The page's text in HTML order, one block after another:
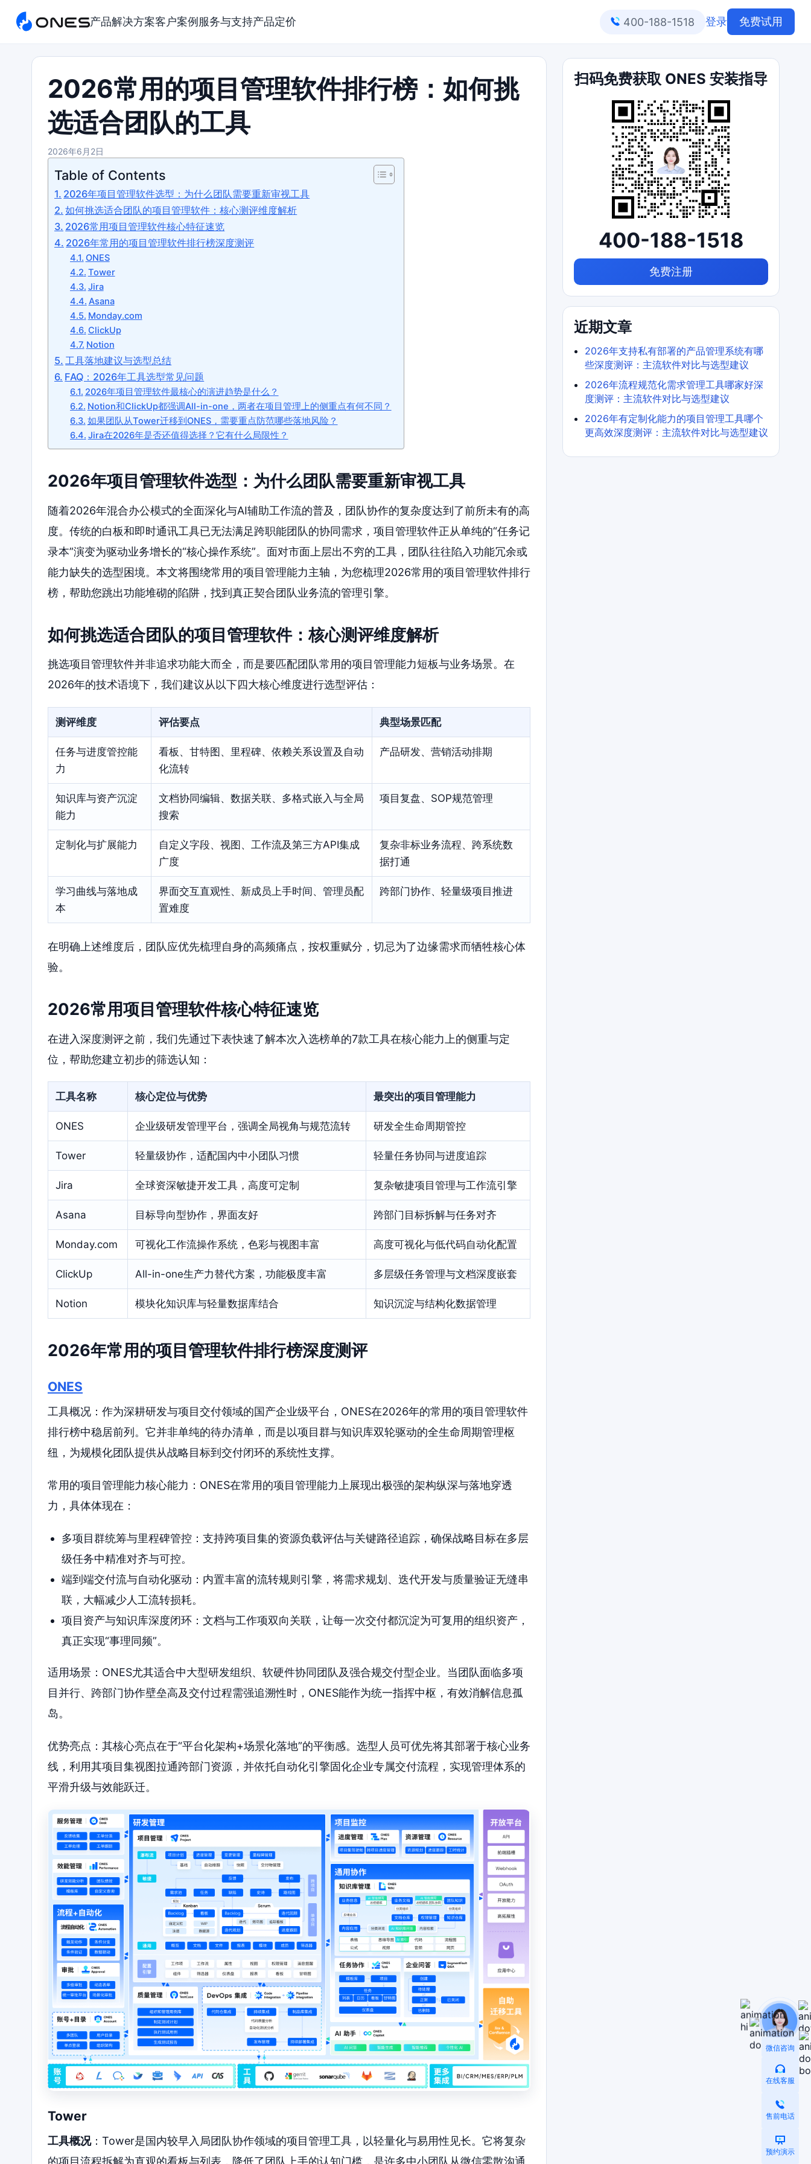
产品解决方案客户案例 服务与支持产品定价 400-188-1518 登录 免费试用
2026常用的项目管理软件排行榜：如何挑
选适合团队的工具
2026年6月2日
Table of Contents
2026年项目管理软件选型：为什么团队需要重新审视工具
如何挑选适合团队的项目管理软件：核心测评维度解析
2026常用项目管理软件核心特征速览
2026年常用的项目管理软件排行榜深度测评
ONES
Tower
Jira
Asana
Monday.com
ClickUp
Notion
工具落地建议与选型总结
FAQ：2026年工具选型常见问题
2026年项目管理软件最核心的演进趋势是什么？
Notion和ClickUp都强调All-in-one，两者在项目管理上的侧重点有何不同？
如果团队从Tower迁移到ONES，需要重点防范哪些落地风险？
Jira在2026年是否还值得选择？它有什么局限性？
2026年项目管理软件选型：为什么团队需要重新审视工具
随着2026年混合办公模式的全面深化与AI辅助工作流的普及，团队协作的复杂度达到了前所未有的高
度。传统的白板和即时通讯工具已无法满足跨职能团队的协同需求，项目管理软件正从单纯的“任务记
录本”演变为驱动业务增长的“核心操作系统”。面对市面上层出不穷的工具，团队往往陷入功能冗余或
能力缺失的选型困境。本文将围绕常用的项目管理能力主轴，为您梳理2026常用的项目管理软件排行
榜，帮助您跳出功能堆砌的陷阱，找到真正契合团队业务流的管理引擎。
如何挑选适合团队的项目管理软件：核心测评维度解析
挑选项目管理软件并非追求功能大而全，而是要匹配团队常用的项目管理能力短板与业务场景。在
2026年的技术语境下，我们建议从以下四大核心维度进行选型评估：
测评维度 评估要点 典型场景匹配
任务与进度管控能
力
看板、甘特图、里程碑、依赖关系设置及自动
化流转
产品研发、营销活动排期
知识库与资产沉淀
能力
文档协同编辑、数据关联、多格式嵌入与全局
搜索
项目复盘、SOP规范管理
定制化与扩展能力
自定义字段、视图、工作流及第三方API集成
广度
复杂非标业务流程、跨系统数
据打通
学习曲线与落地成
本
界面交互直观性、新成员上手时间、管理员配
置难度
跨部门协作、轻量级项目推进
在明确上述维度后，团队应优先梳理自身的高频痛点，按权重赋分，切忌为了边缘需求而牺牲核心体
验。
2026常用项目管理软件核心特征速览
在进入深度测评之前，我们先通过下表快速了解本次入选榜单的7款工具在核心能力上的侧重与定
位，帮助您建立初步的筛选认知：
工具名称 核心定位与优势 最突出的项目管理能力
ONES 企业级研发管理平台，强调全局视角与规范流转 研发全生命周期管控
Tower 轻量级协作，适配国内中小团队习惯 轻量任务协同与进度追踪
Jira 全球资深敏捷开发工具，高度可定制 复杂敏捷项目管理与工作流引擎
Asana 目标导向型协作，界面友好 跨部门目标拆解与任务对齐
Monday.com 可视化工作流操作系统，色彩与视图丰富 高度可视化与低代码自动化配置
ClickUp All-in-one生产力替代方案，功能极度丰富 多层级任务管理与文档深度嵌套
Notion 模块化知识库与轻量数据库结合 知识沉淀与结构化数据管理
2026年常用的项目管理软件排行榜深度测评
ONES
工具概况：作为深耕研发与项目交付领域的国产企业级平台，ONES在2026年的常用的项目管理软件
排行榜中稳居前列。它并非单纯的待办清单，而是以项目群与知识库双轮驱动的全生命周期管理枢
纽，为规模化团队提供从战略目标到交付闭环的系统性支撑。
常用的项目管理能力核心能力：ONES在常用的项目管理能力上展现出极强的架构纵深与落地穿透
力，具体体现在：
多项目群统筹与里程碑管控：支持跨项目集的资源负载评估与关键路径追踪，确保战略目标在多层
级任务中精准对齐与可控。
端到端交付流与自动化驱动：内置丰富的流转规则引擎，将需求规划、迭代开发与质量验证无缝串
联，大幅减少人工流转损耗。
项目资产与知识库深度闭环：文档与工作项双向关联，让每一次交付都沉淀为可复用的组织资产，
真正实现“事理同频”。
适用场景：ONES尤其适合中大型研发组织、软硬件协同团队及强合规交付型企业。当团队面临多项
目并行、跨部门协作壁垒高及交付过程需强追溯性时，ONES能作为统一指挥中枢，有效消解信息孤
岛。
优势亮点：其核心亮点在于“平台化架构+场景化落地”的平衡感。选型人员可优先将其部署于核心业务
线，利用其项目集视图拉通跨部门资源，并依托自动化引擎固化企业专属交付流程，实现管理体系的
平滑升级与效能跃迁。
Tower
工具概况：Tower是国内较早入局团队协作领域的项目管理工具，以轻量化与易用性见长。它将复杂
的项目流程拆解为直观的看板与列表，降低了团队上手的认知门槛，是许多中小团队从微信零散沟通
扫码免费获取 ONES 安装指导
400-188-1518
免费注册
近期文章
2026年支持私有部署的产品管理系统有哪
些深度测评：主流软件对比与选型建议
2026年流程规范化需求管理工具哪家好深
度测评：主流软件对比与选型建议
2026年有定制化能力的项目管理工具哪个
更高效深度测评：主流软件对比与选型建议
微信咨询
在线客服
售前电话
预约演示